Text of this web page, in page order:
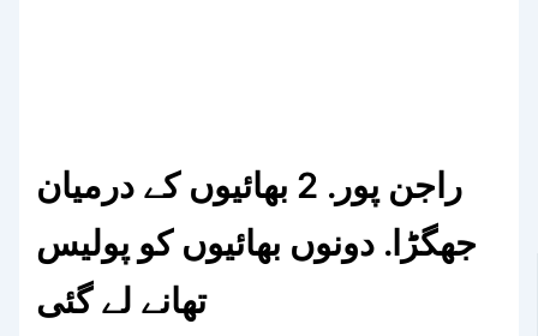
راجن پور. 2 بھائیوں کے درمیان
جھگڑا. دونوں بھائیوں کو پولیس
تھانے لے گئی